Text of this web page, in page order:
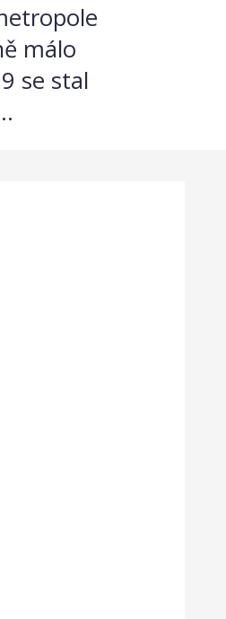
málo
se stal